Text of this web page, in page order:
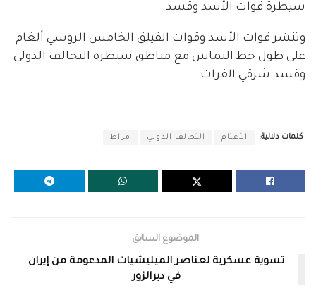
سيطرة قوات الأسد وقسد.
وتنشر قوات الأسد وقوات الفيلق الخامس الروسي ألغام
على طول خط التماس مع مناطق سيطرة التحالف الدولي
وقسد شرقي الفرات.
كلمات دلالية: الأغنام التحالف الدولي مراط
الموضوع السابق
تسوية عسكرية لعناصر الميليشيات المدعومة من إيران
في ديرالزور